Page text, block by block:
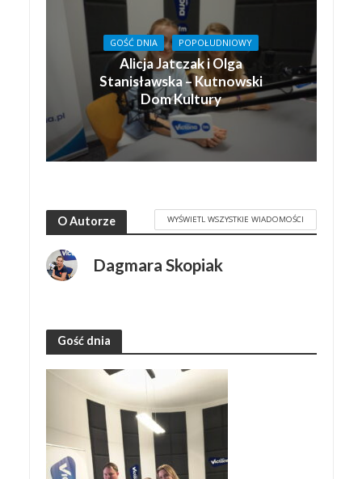
GOŚĆ DNIA POPOŁUDNIOWY
Alicja Jatczak i Olga
Stanisławska – Kutnowski
Dom Kultury
O Autorze WYŚWIETL WSZYSTKIE WIADOMOŚCI
Dagmara Skopiak
Gość dnia